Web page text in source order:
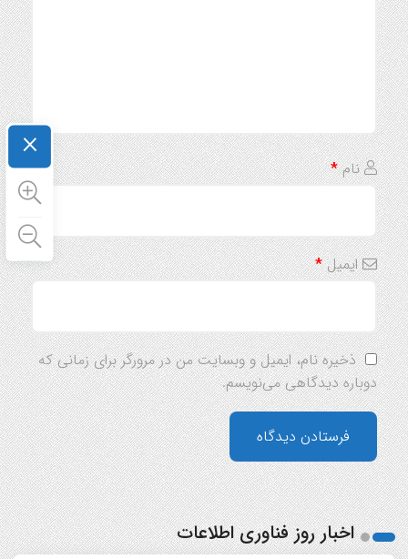
نام*
ایمیل*
ذخیره نام، ایمیل و وبسایت من در مرورگر برای زمانی که
دوباره دیدگاهی می‌نویسم.
اخبار روز فناوری اطلاعات
×